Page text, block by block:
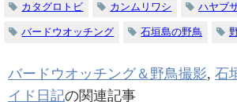
カタグロトビ カンムリワシ ハヤブ
バードウオッチング 石垣島の野鳥
バードウオッチング＆野鳥撮影, 石
イド日記の関連記事